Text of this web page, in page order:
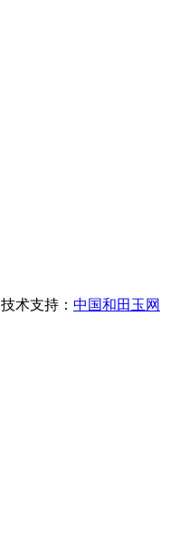
技术支持： 中国和田玉网